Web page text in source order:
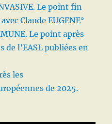
Le point fin
Claude EUGENE°
Le point après
l’EASL publiées en
les
de 2025.